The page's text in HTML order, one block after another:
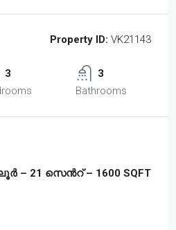
Property ID: VK21143
3
3
Bathrooms
– 21 സെൻറ് – 1600 SQFT